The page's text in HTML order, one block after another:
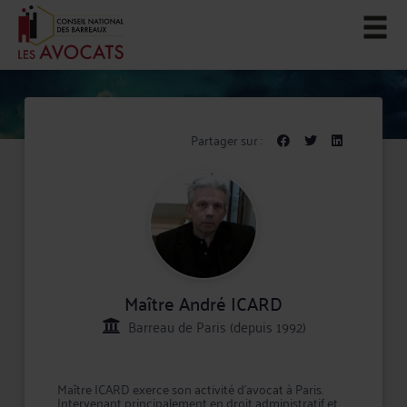
Partager sur :
Maître André ICARD
Barreau de Paris (depuis 1992)
Maître ICARD exerce son activité d'avocat à Paris.
Intervenant principalement en droit administratif et